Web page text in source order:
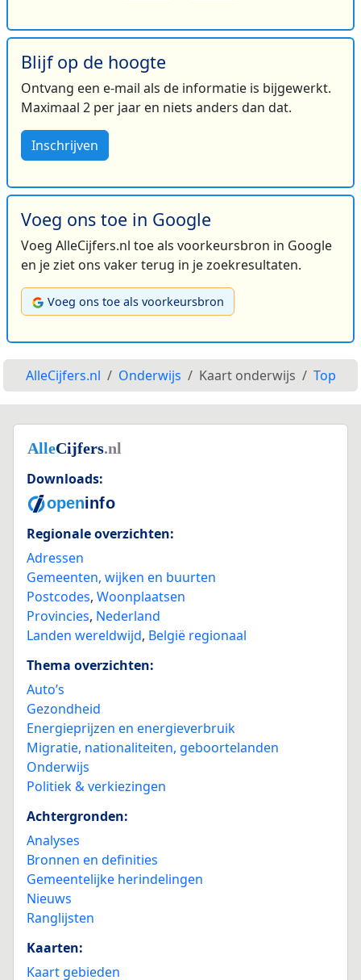
Blijf op de hoogte
Ontvang een e-mail als de informatie is bijgewerkt.
Maximaal 2 per jaar en niets anders dan dat.
Inschrijven
Voeg ons toe in Google
Voeg AlleCijfers.nl toe als voorkeursbron in Google
en je ziet ons vaker terug in je zoekresultaten.
Voeg ons toe als voorkeursbron
AlleCijfers.nl Onderwijs Kaart onderwijs Top
Downloads:
Regionale overzichten:
Adressen
Gemeenten, wijken en buurten
Postcodes, Woonplaatsen
Provincies, Nederland
Landen wereldwijd, België regionaal
Thema overzichten:
Auto’s
Gezondheid
Energieprijzen en energieverbruik
Migratie, nationaliteiten, geboortelanden
Onderwijs
Politiek & verkiezingen
Achtergronden:
Analyses
Bronnen en definities
Gemeentelijke herindelingen
Nieuws
Ranglijsten
Kaarten:
Kaart gebieden